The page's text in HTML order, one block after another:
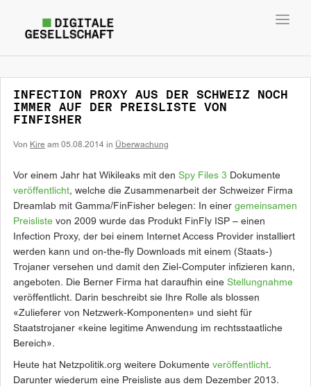
INFECTION PROXY AUS DER SCHWEIZ NOCH
IMMER AUF DER PREISLISTE VON
FINFISHER
Von Kire am 05.08.2014 in Überwachung
Vor einem Jahr hat Wikileaks mit den Spy Files 3 Dokumente
veröffentlicht, welche die Zusammenarbeit der Schweizer Firma
Dreamlab mit Gamma/FinFisher belegen: In einer gemeinsamen
Preisliste von 2009 wurde das Produkt FinFly ISP – einen
Infection Proxy, der bei einem Internet Access Provider installiert
werden kann und on-the-fly Downloads mit einem (Staats-)
Trojaner versehen und damit den Ziel-Computer infizieren kann,
angeboten. Die Berner Firma hat daraufhin eine Stellungnahme
veröffentlicht. Darin beschreibt sie Ihre Rolle als blossen
«Zulieferer von Netzwerk-Komponenten» und sieht für
Staatstrojaner «keine legitime Anwendung im rechtsstaatliche
Bereich».
Heute hat Netzpolitik.org weitere Dokumente veröffentlicht.
Darunter wiederum eine Preisliste aus dem Dezember 2013.